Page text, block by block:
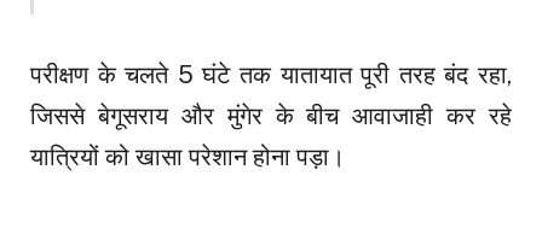
परीक्षण के चलते 5 घंटे तक यातायात पूरी तरह बंद रहा,
जिससे बेगूसराय और मुंगेर के बीच आवाजाही कर रहे
यात्रियों को खासा परेशान होना पड़ा।